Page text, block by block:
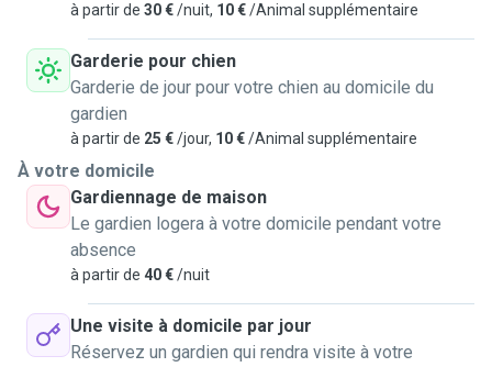
à partir de 30 €/nuit, 10 €/Animal supplémentaire
Garderie pour chien
Garderie de jour pour votre chien au domicile du
gardien
à partir de 25 €/jour, 10 €/Animal supplémentaire
À votre domicile
Gardiennage de maison
Le gardien logera à votre domicile pendant votre
absence
à partir de 40 €/nuit
Une visite à domicile par jour
Réservez un gardien qui rendra visite à votre